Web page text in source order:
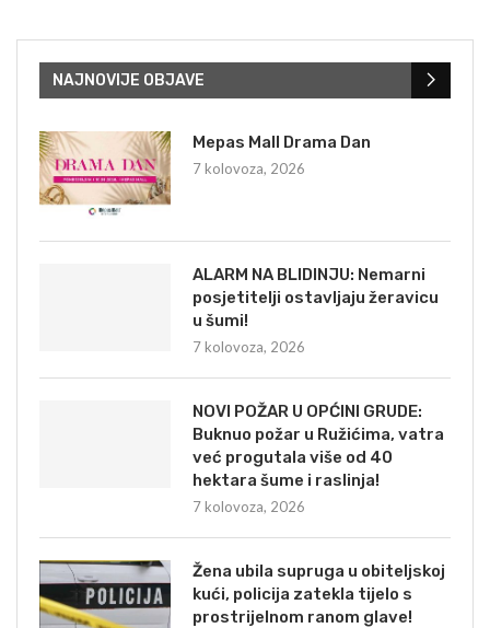
NAJNOVIJE OBJAVE
Mepas Mall Drama Dan
7 kolovoza, 2026
ALARM NA BLIDINJU: Nemarni
posjetitelji ostavljaju žeravicu
u šumi!
7 kolovoza, 2026
NOVI POŽAR U OPĆINI GRUDE:
Buknuo požar u Ružićima, vatra
već progutala više od 40
hektara šume i raslinja!
7 kolovoza, 2026
Žena ubila supruga u obiteljskoj
kući, policija zatekla tijelo s
prostrijelnom ranom glave!